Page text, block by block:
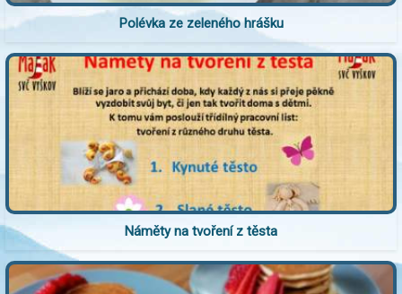
Polévka ze zeleného hrášku
Náměty na tvoření z těsta